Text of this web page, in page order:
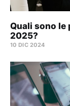
Quali sono
2025?
10 DIC 2024